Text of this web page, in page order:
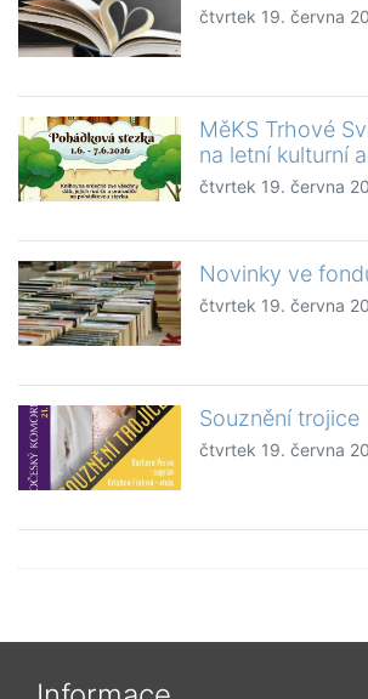
čtvrtek 19. června
MěKS Trhové
na letní kulturní
čtvrtek 19. června
Novinky ve
čtvrtek 19. června
Souznění trojice
čtvrtek 19. června